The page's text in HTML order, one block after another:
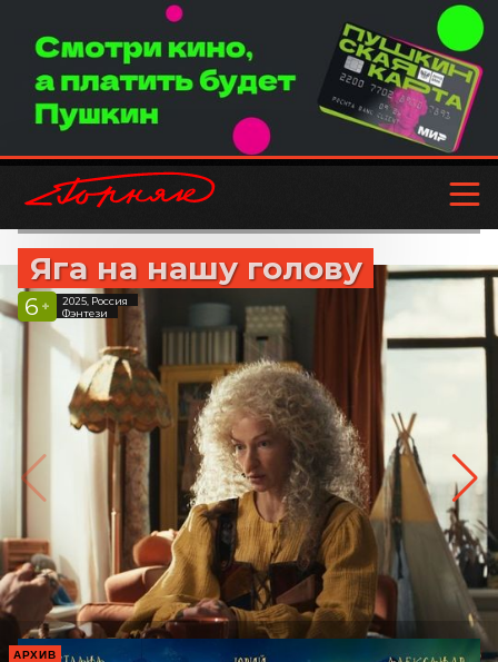
Яга на нашу голову
6 +
2025, Россия
Фэнтези
АРХИВ